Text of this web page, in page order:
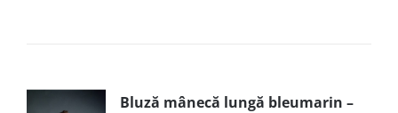
Bluză mânecă lungă bleumarin –